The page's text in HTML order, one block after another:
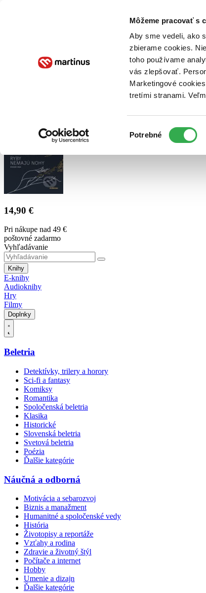
Môžeme pracovať s
Aby sme vedeli, ako
zbierame cookies.
toho používame
vás zlepšovať.
Marketingové
tretími stranami.
súhlasu
Potrebné
Poukážky
14,90 €
Pri nákupe nad 49 €
poštovné zadarmo
Vyhľadávanie
Knihy
E-knihy
Audioknihy
Hry
Filmy
Doplnky
Beletria
Detektívky, trilery a horory
Sci-fi a fantasy
Komiksy
Romantika
Spoločenská beletria
Klasika
Historické
Slovenská beletria
Svetová beletria
Poézia
Ďalšie kategórie
Náučná a odborná
Motivácia a sebarozvoj
Biznis a manažment
Humanitné a spoločenské vedy
História
Životopisy a reportáže
Vzťahy a rodina
Zdravie a životný štýl
Počítače a internet
Hobby
Umenie a dizajn
Ďalšie kategórie